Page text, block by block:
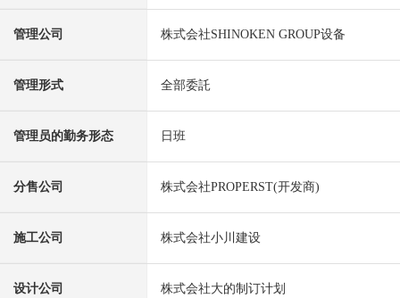
管理公司 株式会社SHINOKEN GROUP设备
管理形式 全部委託
管理员的勤务形态 日班
分售公司 株式会社PROPERST(开发商)
施工公司 株式会社小川建设
设计公司 株式会社大的制订计划